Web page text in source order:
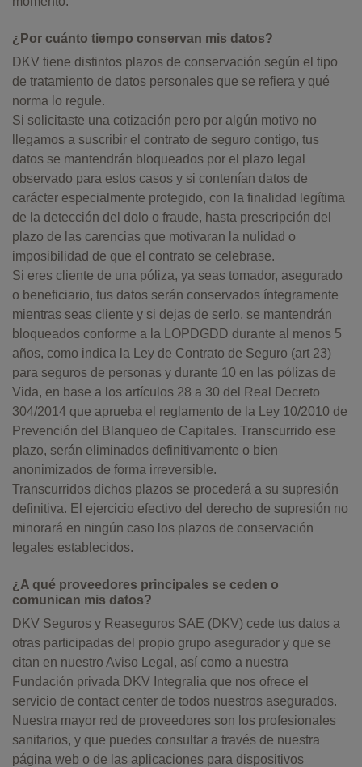
¿Por cuánto tiempo conservan mis datos?
DKV tiene distintos plazos de conservación según el tipo
de tratamiento de datos personales que se refiera y qué
norma lo regule.
Si solicitaste una cotización pero por algún motivo no
llegamos a suscribir el contrato de seguro contigo, tus
datos se mantendrán bloqueados por el plazo legal
observado para estos casos y si contenían datos de
carácter especialmente protegido, con la finalidad legítima
de la detección del dolo o fraude, hasta prescripción del
plazo de las carencias que motivaran la nulidad o
imposibilidad de que el contrato se celebrase.
Si eres cliente de una póliza, ya seas tomador, asegurado
o beneficiario, tus datos serán conservados íntegramente
mientras seas cliente y si dejas de serlo, se mantendrán
bloqueados conforme a la LOPDGDD durante al menos 5
años, como indica la Ley de Contrato de Seguro (art 23)
para seguros de personas y durante 10 en las pólizas de
Vida, en base a los artículos 28 a 30 del Real Decreto
304/2014 que aprueba el reglamento de la Ley 10/2010 de
Prevención del Blanqueo de Capitales. Transcurrido ese
plazo, serán eliminados definitivamente o bien
anonimizados de forma irreversible.
Transcurridos dichos plazos se procederá a su supresión
definitiva. El ejercicio efectivo del derecho de supresión no
minorará en ningún caso los plazos de conservación
legales establecidos.
¿A qué proveedores principales se ceden o
comunican mis datos?
DKV Seguros y Reaseguros SAE (DKV) cede tus datos a
otras participadas del propio grupo asegurador y que se
citan en nuestro Aviso Legal, así como a nuestra
Fundación privada DKV Integralia que nos ofrece el
servicio de contact center de todos nuestros asegurados.
Nuestra mayor red de proveedores son los profesionales
sanitarios, y que puedes consultar a través de nuestra
página web o de las aplicaciones para dispositivos